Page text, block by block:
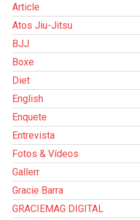
Article
Atos Jiu-Jitsu
BJJ
Boxe
Diet
English
Enquete
Entrevista
Fotos & Vídeos
Gallerr
Gracie Barra
GRACIEMAG DIGITAL